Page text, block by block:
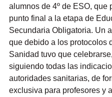
alumnos de 4º de ESO, que
punto final a la etapa de
Secundaria Obligatoria. Un
que debido a los protocolos
Sanidad tuvo que celebrarse,
siguiendo todas las
autoridades sanitarias, de
exclusiva para profesores y